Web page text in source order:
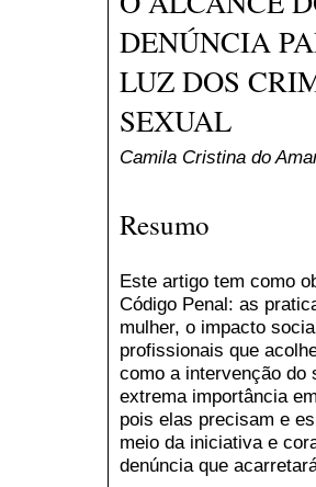
DENÚNCIA
LUZ DOS
SEXUAL
Camila Cristina do
Resumo
Este artigo tem como
Código Penal: as
mulher, o impacto
profissionais que
como a intervenção
extrema importância
pois elas precisam e
meio da iniciativa e
denúncia que